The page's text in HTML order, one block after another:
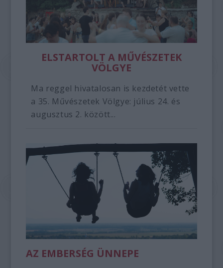
ELSTARTOLT A MŰVÉSZETEK
VÖLGYE
Ma reggel hivatalosan is kezdetét vette
a 35. Művészetek Völgye: július 24. és
augusztus 2. között...
AZ EMBERSÉG ÜNNEPE